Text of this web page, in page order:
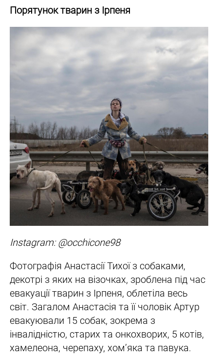
Порятунок тварин з Ірпеня
Instagram: @occhicone98
Фотографія Анастасії Тихої з собаками,
декотрі з яких на візочках, зроблена під час
евакуації тварин з Ірпеня, облетіла весь
світ. Загалом Анастасія та її чоловік Артур
евакуювали 15 собак, зокрема з
інвалідністю, старих та онкохворих, 5 котів,
хамелеона, черепаху, хом’яка та павука.